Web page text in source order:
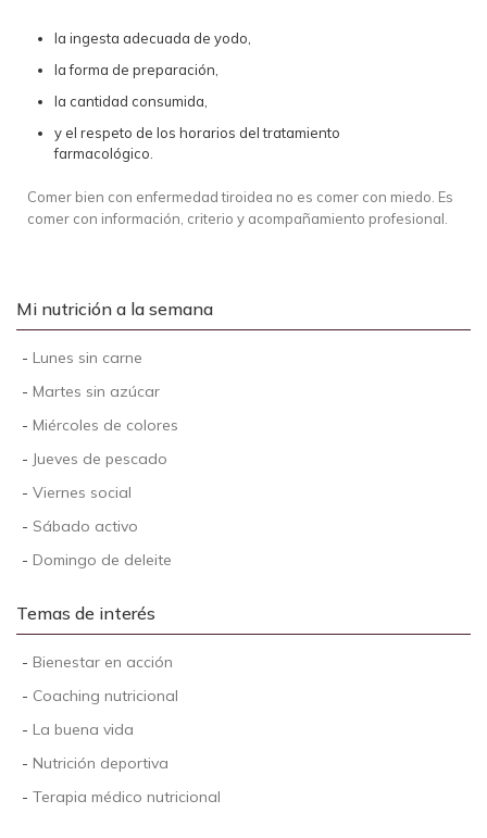
la ingesta adecuada de yodo,
la forma de preparación,
la cantidad consumida,
y el respeto de los horarios del tratamiento
farmacológico.
Comer bien con enfermedad tiroidea no es comer con miedo. Es
comer con información, criterio y acompañamiento profesional.
Mi nutrición a la semana
- Lunes sin carne
- Martes sin azúcar
- Miércoles de colores
- Jueves de pescado
- Viernes social
- Sábado activo
- Domingo de deleite
Temas de interés
- Bienestar en acción
- Coaching nutricional
- La buena vida
- Nutrición deportiva
- Terapia médico nutricional